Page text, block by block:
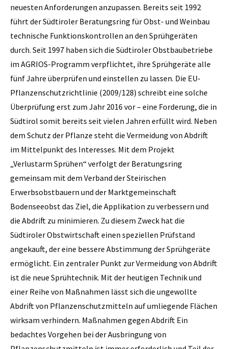
neuesten Anforderungen anzupassen. Bereits seit 1992
führt der Südtiroler Beratungsring für Obst- und Weinbau
technische Funktionskontrollen an den Sprühgeräten
durch. Seit 1997 haben sich die Südtiroler Obstbaubetriebe
im AGRIOS-Programm verpflichtet, ihre Sprühgeräte alle
fünf Jahre überprüfen und einstellen zu lassen. Die EU-
Pflanzenschutzrichtlinie (2009/128) schreibt eine solche
Überprüfung erst zum Jahr 2016 vor – eine Forderung, die in
Südtirol somit bereits seit vielen Jahren erfüllt wird. Neben
dem Schutz der Pflanze steht die Vermeidung von Abdrift
im Mittelpunkt des Interesses. Mit dem Projekt
„Verlustarm Sprühen“ verfolgt der Beratungsring
gemeinsam mit dem Verband der Steirischen
Erwerbsobstbauern und der Marktgemeinschaft
Bodenseeobst das Ziel, die Applikation zu verbessern und
die Abdrift zu minimieren. Zu diesem Zweck hat die
Südtiroler Obstwirtschaft einen speziellen Prüfstand
angekauft, der eine bessere Abstimmung der Sprühgeräte
ermöglicht. Ein zentraler Punkt zur Vermeidung von Abdrift
ist die neue Sprühtechnik. Mit der heutigen Technik und
einer Reihe von Maßnahmen lässt sich die ungewollte
Abdrift von Pflanzenschutzmitteln auf umliegende Flächen
wirksam verhindern. Maßnahmen gegen Abdrift Ein
bedachtes Vorgehen bei der Ausbringung von